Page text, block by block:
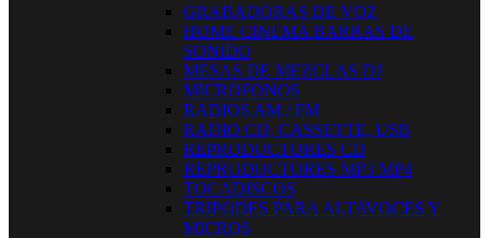
GRABADORAS DE VOZ
HOME CINEMA BARRAS DE
SONIDO
MESAS DE MEZCLAS DJ
MICROFONOS
RADIOS AM / FM
RADIO CD, CASSETTE, USB
REPRODUCTORES CD
REPRODUCTORES MP3 MP4
TOCADISCOS
TRIPODES PARA ALTAVOCES Y
MICROS